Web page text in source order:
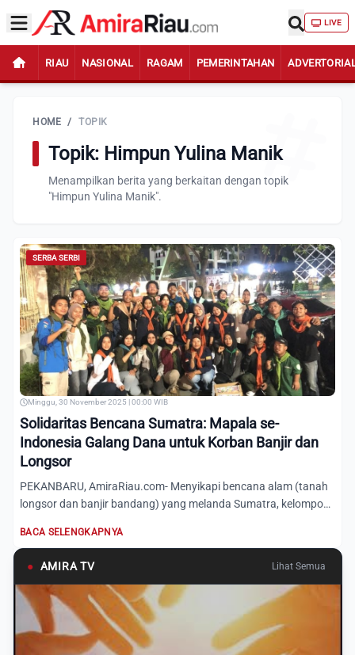
LIVE
RIAU NASIONAL RAGAM PEMERINTAHAN
HOME / TOPIK
Topik: Himpun Yulina Manik
Menampilkan berita yang berkaitan dengan topik
"Himpun Yulina Manik".
SERBA SERBI
Minggu, 30 November 2025 | 00:00 WIB
Solidaritas Bencana Sumatra: Mapala se-
Indonesia Galang Dana untuk Korban Banjir dan
Longsor
PEKANBARU, AmiraRiau.com- Menyikapi bencana alam (tanah
longsor dan banjir bandang) yang melanda Sumatra, kelompok
BACA SELENGKAPNYA
● AMIRA TV Lihat Semua